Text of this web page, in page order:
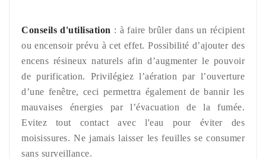
Conseils d'utilisation : à faire brûler dans un récipient
ou encensoir prévu à cet effet. Possibilité d’ajouter des
encens résineux naturels afin d’augmenter le pouvoir
de purification. Privilégiez l’aération par l’ouverture
d’une fenêtre, ceci permettra également de bannir les
mauvaises énergies par l’évacuation de la fumée.
Evitez tout contact avec l'eau pour éviter des
moisissures. Ne jamais laisser les feuilles se consumer
sans surveillance.